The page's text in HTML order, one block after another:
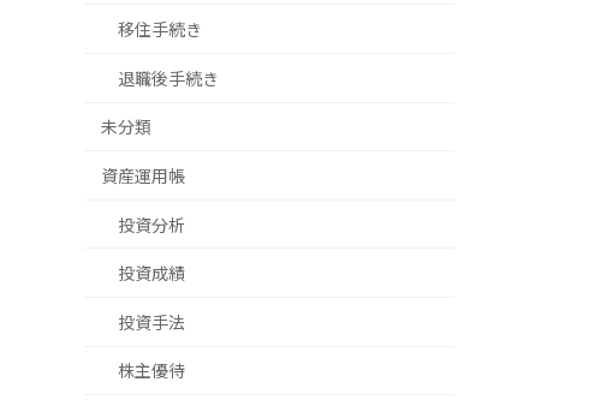
移住手続き
退職後手続き
未分類
資産運用帳
投資分析
投資成績
投資手法
株主優待